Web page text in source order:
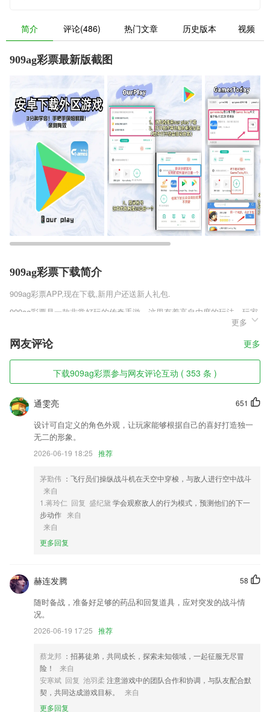
简介 评论(486) 热门文章 历史版本 视频
909ag彩票最新版截图
909ag彩票下载简介
909ag彩票APP,现在下载,新用户还送新人礼包.
909ag彩票是一款非常好玩的传奇手游，这里有着高自由度的玩法，玩家
在这里可以进行自由的竞技PK挑战，游戏中有许多经典的传奇玩法，在
这里能够结交到许多的好友，这里有着超多的福利，你不用花一分钱便可
满身神装。
909ag彩票软件特色
1,安装和管理代理许可证或连接到独立实例以配置和安排备份，而无需接
触目标工作站。
2,是可以免费的获取到点券，来获取到更多的英雄跟皮肤，免费薅羊毛。
3,可以让驾考考生们快速来练习各种题目，还能将错题直接收集起来；
4,手机应用软件使用过程流畅，老人与孩子也会操作。
6,原画质播放和逐帧预览；轻松在线解压缩文件；在线编辑 Office文档
909ag彩票软件优势
1.7X24小时线上支持，全时答疑，随时随地解决软件问题
2.都可以在这里发现你感兴趣的内容，通过学习遇见更好的自己。
考时，应本着抓住重点、兼顾全面的原则；
4.在个人中心，查看高考备考交流信息，讨论式学知识
5.操作简单，容易上手。
6.单词的字母缺一个或多个，要查找出正确的字母。
909ag彩票更新了什么?
垃圾清洁大师
修改设备中心界面；
优化细节与体验
更多
网友评论 更多
下载909ag彩票参与网友评论互动 ( 353 条 )
651
通雯亮
设计可自定义的角色外观，让玩家能够根据自己的喜好打造独一
无二的形象。
2026-06-19 18:25 推荐
茅勤伟 ：飞行员们操纵战斗机在天空中穿梭，与敌人进行空中战斗
来自
1.蒋玲仁 回复 盛纪黛 学会观察敌人的行为模式，预测他们的下一
步动作 来自
来自
更多回复
58
赫连发腾
随时备战，准备好足够的药品和回复道具，应对突发的战斗情
况。
2026-06-19 17:25 推荐
蔡龙邦 ：招募徒弟，共同成长，探索未知领域，一起征服无尽冒
险！
来自
安寒斌 回复 池羽柔 注意游戏中的团队合作和协调，与队友配合默
契，共同达成游戏目标。
来自
更多回复